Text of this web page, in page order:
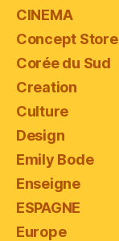
CINEMA
Concept Store
Corée du Sud
Creation
Culture
Design
Emily Bode
Enseigne
ESPAGNE
Europe